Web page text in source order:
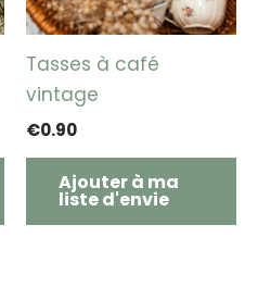
Tasses à café
vintage
€0.90
Ajouter à ma
liste d'envie